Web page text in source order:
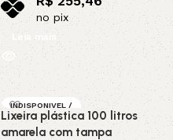
no pix
Leia mais
INDISPONIVEL /
SOB ENCOMEND
A
Lixeira plástica 100 litros
amarela com tampa